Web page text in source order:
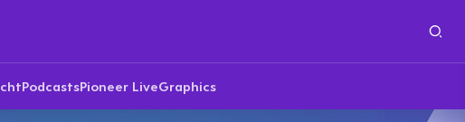
PodcastsPioneer LiveGraphics